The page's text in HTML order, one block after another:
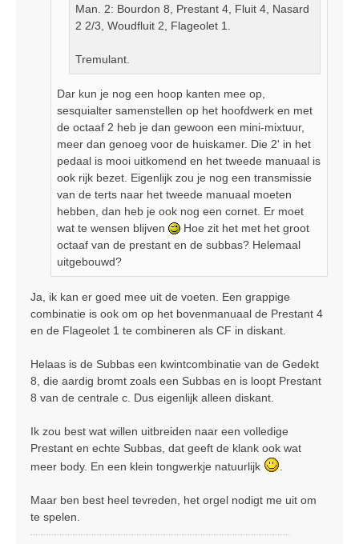
Man. 2: Bourdon 8, Prestant 4, Fluit 4, Nasard
2 2/3, Woudfluit 2, Flageolet 1.
Tremulant.
Dar kun je nog een hoop kanten mee op,
sesquialter samenstellen op het hoofdwerk en met
de octaaf 2 heb je dan gewoon een mini-mixtuur,
meer dan genoeg voor de huiskamer. Die 2' in het
pedaal is mooi uitkomend en het tweede manuaal is
ook rijk bezet. Eigenlijk zou je nog een transmissie
van de terts naar het tweede manuaal moeten
hebben, dan heb je ook nog een cornet. Er moet
wat te wensen blijven
Hoe zit het met het groot
octaaf van de prestant en de subbas? Helemaal
uitgebouwd?
Ja, ik kan er goed mee uit de voeten. Een grappige
combinatie is ook om op het bovenmanuaal de Prestant 4
en de Flageolet 1 te combineren als CF in diskant.
Helaas is de Subbas een kwintcombinatie van de Gedekt
8, die aardig bromt zoals een Subbas en is loopt Prestant
8 van de centrale c. Dus eigenlijk alleen diskant.
Ik zou best wat willen uitbreiden naar een volledige
Prestant en echte Subbas, dat geeft de klank ook wat
meer body. En een klein tongwerkje natuurlijk
Maar ben best heel tevreden, het orgel nodigt me uit om
te spelen.